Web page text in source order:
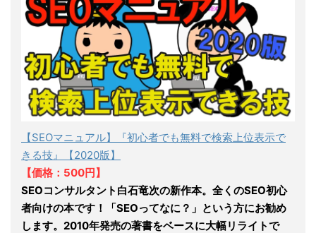
【SEOマニュアル】『初心者でも無料で検索上位表示で
きる技』【2020版】
【価格：500円】
SEOコンサルタント白石竜次の新作本。全くのSEO初心
者向けの本です！「SEOってなに？」という方にお勧め
します。2010年発売の著書をベースに大幅リライトで